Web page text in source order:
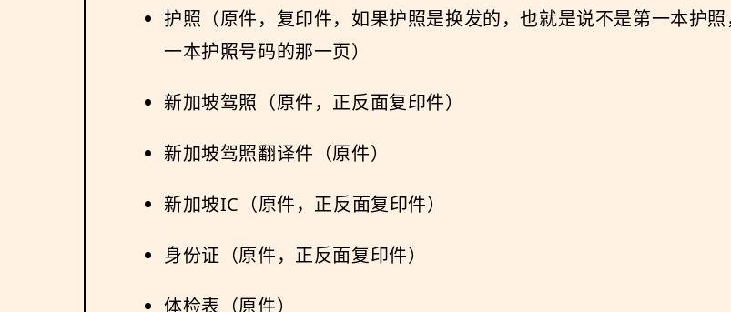
护照（原件，复印件，如果护照是换发的，也就是说不是第一本护
一本护照号码的那一页）
新加坡驾照（原件，正反面复印件）
新加坡驾照翻译件（原件）
新加坡IC（原件，正反面复印件）
身份证（原件，正反面复印件）
体检表（原件）